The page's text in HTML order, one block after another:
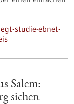
studie-ebnet-
Salem:
sichert